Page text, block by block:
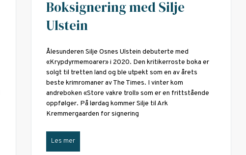
Boksignering med Silje
Ulstein
Ålesunderen Silje Osnes Ulstein debuterte med
«Krypdyrmemoarer» i 2020. Den kritikerroste boka er
solgt til tretten land og ble utpekt som en av årets
beste krimromaner av The Times. I vinter kom
andreboken «Store vakre troll» som er en frittstående
oppfølger. På lørdag kommer Silje til Ark
Kremmergaarden for signering
Les mer